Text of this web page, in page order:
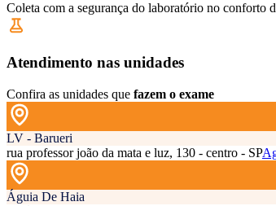
Coleta com a segurança do laboratório no conforto
Atendimento nas unidades
Confira as unidades que fazem o exame
LV - Barueri
rua professor joão da mata e luz, 130 - centro - SP
Águia De Haia